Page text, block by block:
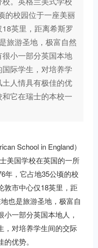
的校园位于一座美丽
英里，距离希斯罗
旅游圣地，极富自然
小一部分英国本地
际学生，对培养学
人情具有极佳的优
它在瑞士的本校一
School in England）
美国学校在英国的一所
年，它占地35公顷的校
敦市中心仅18英里，距
也是旅游圣地，极富自
一部分英国本地人，
，对培养学生间的交际
优势。